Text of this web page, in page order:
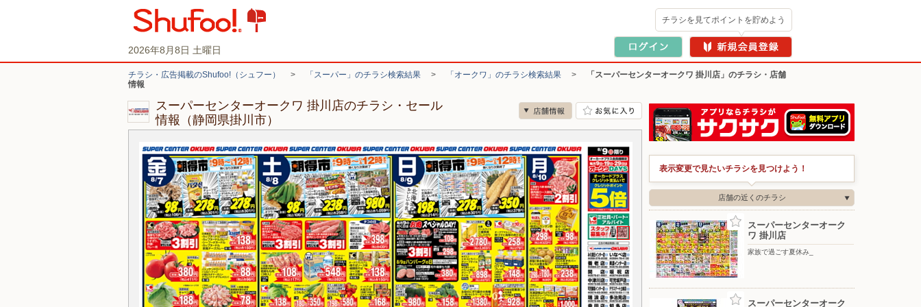
2026年8月8日 土曜日
チラシを見てポイントを貯めよう
チラシ・広告掲載のShufoo!（シュフー） > 「スーパー」のチラシ検索結果 > 「オークワ」のチラシ検索結果 >
「スーパーセンターオークワ 掛川店」のチラシ・店舗
情報
スーパーセンターオークワ 掛川店のチラシ・セール
情報（静岡県掛川市）
表示変更で見たいチラシを見つけよう！
店舗の近くのチラシ
スーパーセンターオーク
ワ 掛川店
家族で過ごす夏休み_
スーパーセンターオーク